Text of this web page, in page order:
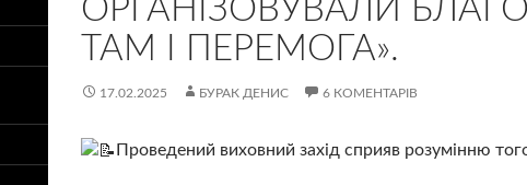
ОРГАНІЗОВУВАЛИ
ТАМ І ПЕРЕМОГА».
17.02.2025 БУРАК ДЕНИС 6 КОМЕНТАРІВ
Проведений виховний захід сприяв розумінню